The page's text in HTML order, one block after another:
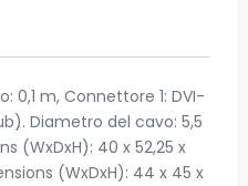
0,1 m, Connettore 1: DVI-
Diametro del cavo: 5,5
(WxDxH): 40 x 52,25 x
(WxDxH): 44 x 45 x